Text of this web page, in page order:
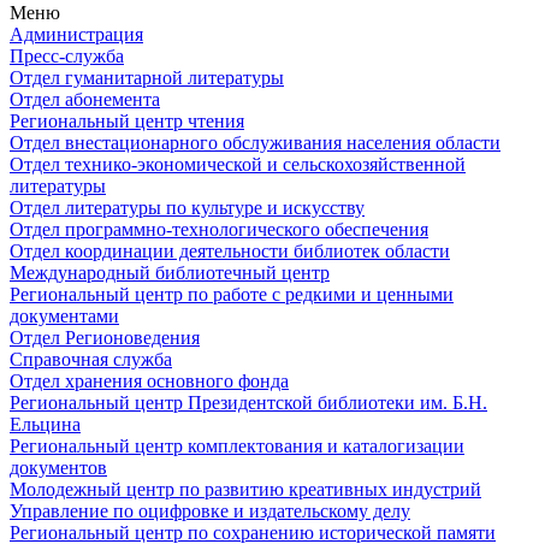
Меню
Администрация
Пресс-служба
Отдел гуманитарной литературы
Отдел абонемента
Региональный центр чтения
Отдел внестационарного обслуживания населения области
Отдел технико-экономической и сельскохозяйственной
литературы
Отдел литературы по культуре и искусству
Отдел программно-технологического обеспечения
Отдел координации деятельности библиотек области
Международный библиотечный центр
Региональный центр по работе с редкими и ценными
документами
Отдел Регионоведения
Справочная служба
Отдел хранения основного фонда
Региональный центр Президентской библиотеки им. Б.Н.
Ельцина
Региональный центр комплектования и каталогизации
документов
Молодежный центр по развитию креативных индустрий
Управление по оцифровке и издательскому делу
Региональный центр по сохранению исторической памяти